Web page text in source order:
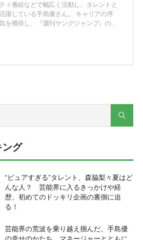
ィ番組などで幅広く活動し、タレントと
いる手島優さん。 キャリアの序
を獲得し、『週刊ヤングジャンプ』の読
り、様々な雑誌の表紙で活躍してきま
ング
“ピュアすぎる”タレント、森脇梨々夏はど
んな人？ 芸能界に入るきっかけや経
歴、初めてのドッキリ企画の裏側に迫
る！
芸能界の荒波を乗り越え掴んだ、手島優